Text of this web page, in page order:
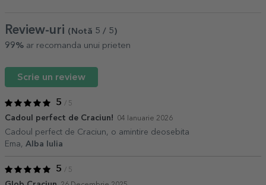
Review-uri (Notă 5 / 5 )
99% ar recomanda unui prieten
Scrie un review
5 / 5
Cadoul perfect de Craciun! 04 Ianuarie 2026
Cadoul perfect de Craciun, o amintire deosebita
Ema, Alba Iulia
5 / 5